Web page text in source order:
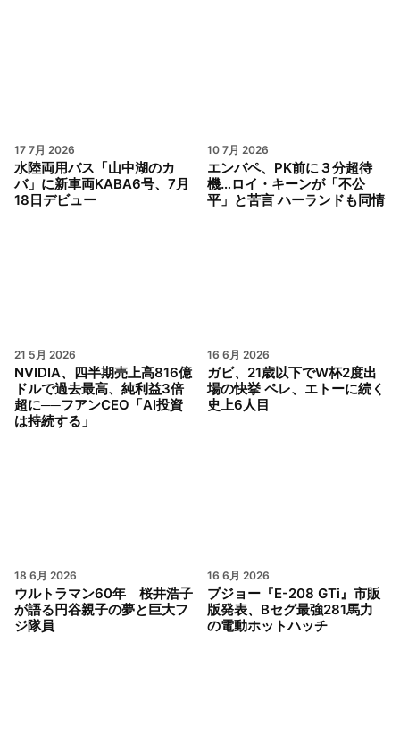
17 7月 2026
水陸両用バス「山中湖のカ
バ」に新車両KABA6号、7月
18日デビュー
10 7月 2026
エンバペ、PK前に３分超待
機…ロイ・キーンが「不公
平」と苦言 ハーランドも同情
21 5月 2026
NVIDIA、四半期売上高816億
ドルで過去最高、純利益3倍
超に──フアンCEO「AI投資
は持続する」
16 6月 2026
ガビ、21歳以下でW杯2度出
場の快挙 ペレ、エトーに続く
史上6人目
18 6月 2026
ウルトラマン60年 桜井浩子
が語る円谷親子の夢と巨大フ
ジ隊員
16 6月 2026
プジョー『E-208 GTi』市販
版発表、Bセグ最強281馬力
の電動ホットハッチ